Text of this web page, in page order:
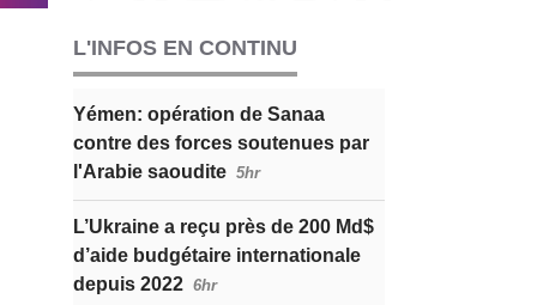
L'INFOS EN CONTINU
Yémen: opération de Sanaa
contre des forces soutenues par
l'Arabie saoudite 5hr
L’Ukraine a reçu près de 200 Md$
d’aide budgétaire internationale
depuis 2022 6hr